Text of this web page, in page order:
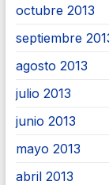
octubre 2013
septiembre
agosto 2013
julio 2013
junio 2013
mayo 2013
abril 2013